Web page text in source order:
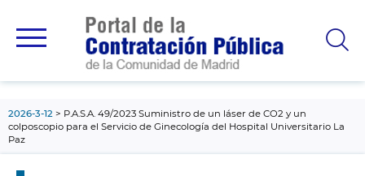
principal
2026-3-12
P.A.S.A. 49/2023 Suministro de un láser de CO2 y un
colposcopio para el Servicio de Ginecología del Hospital Universitario La
Paz